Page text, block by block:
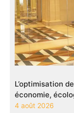
L’optimisation
économie,
4 août 2026